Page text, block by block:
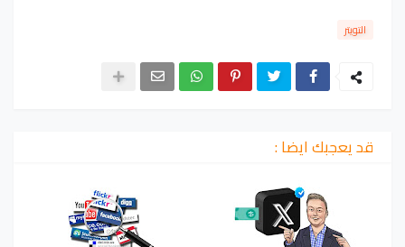
التويتر
قد يعجبك ايضا :